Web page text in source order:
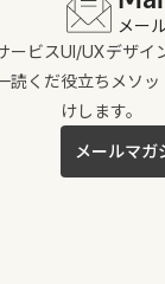
ービス
読くだ
メー
UI/UXデザイ
役立ちメソ
けします。
メールマガ